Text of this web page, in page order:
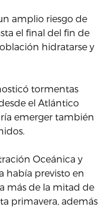
amplio riesgo de
el final del fin de
hidratarse y
tormentas
el Atlántico
emerger también
Oceánica y
había previsto en
más de la mitad de
primavera, además